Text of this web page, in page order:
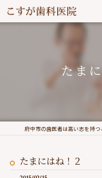
たま
たまにはね！２